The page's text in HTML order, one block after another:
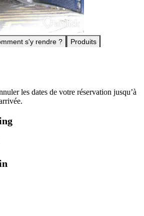
s'y rendre ? Produits
les dates de votre réservation jusqu’à